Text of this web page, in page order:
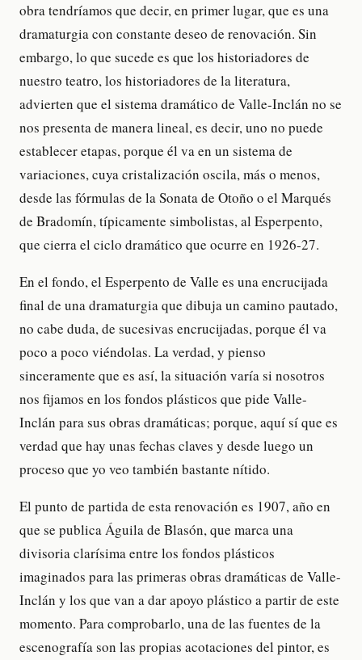
obra tendríamos que decir, en primer lugar, que es una
dramaturgia con constante deseo de renovación. Sin
embargo, lo que sucede es que los historiadores de
nuestro teatro, los historiadores de la literatura,
advierten que el sistema dramático de Valle-Inclán no se
nos presenta de manera lineal, es decir, uno no puede
establecer etapas, porque él va en un sistema de
variaciones, cuya cristalización oscila, más o menos,
desde las fórmulas de la Sonata de Otoño o el Marqués
de Bradomín, típicamente simbolistas, al Esperpento,
que cierra el ciclo dramático que ocurre en 1926-27.
En el fondo, el Esperpento de Valle es una encrucijada
final de una dramaturgia que dibuja un camino pautado,
no cabe duda, de sucesivas encrucijadas, porque él va
poco a poco viéndolas. La verdad, y pienso
sinceramente que es así, la situación varía si nosotros
nos fijamos en los fondos plásticos que pide Valle-
Inclán para sus obras dramáticas; porque, aquí sí que es
verdad que hay unas fechas claves y desde luego un
proceso que yo veo también bastante nítido.
El punto de partida de esta renovación es 1907, año en
que se publica Águila de Blasón, que marca una
divisoria clarísima entre los fondos plásticos
imaginados para las primeras obras dramáticas de Valle-
Inclán y los que van a dar apoyo plástico a partir de este
momento. Para comprobarlo, una de las fuentes de la
escenografía son las propias acotaciones del pintor, es